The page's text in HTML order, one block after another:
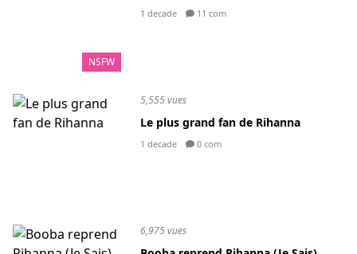
NSFW
1 decade 11 com
5,555 vues
Le plus grand fan de Rihanna
1 decade 0 com
6,975 vues